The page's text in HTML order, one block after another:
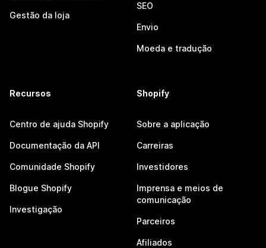
Gestão da loja
SEO
Envio
Moeda e tradução
Recursos
Centro de ajuda Shopify
Documentação da API
Comunidade Shopify
Blogue Shopify
Investigação
Shopify
Sobre a aplicação
Carreiras
Investidores
Imprensa e meios de
comunicação
Parceiros
Afiliados